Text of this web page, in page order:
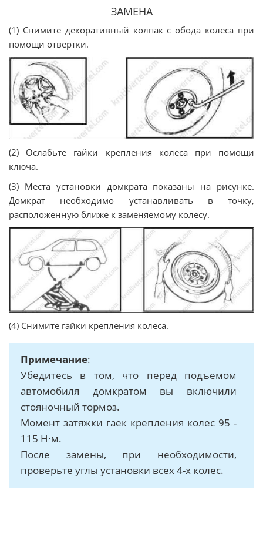
ЗАМЕНА
(1) Снимите декоративный колпак с обода колеса при
помощи отвертки.
(2) Ослабьте гайки крепления колеса при помощи
ключа.
(3) Места установки домкрата показаны на рисунке.
Домкрат необходимо устанавливать в точку,
расположенную ближе к заменяемому колесу.
(4) Снимите гайки крепления колеса.
Примечание:
Убедитесь в том, что перед подъемом
автомобиля домкратом вы включили
стояночный тормоз.
Момент затяжки гаек крепления колес 95 -
115 Н∙м.
После замены, при необходимости,
проверьте углы установки всех 4-х колес.